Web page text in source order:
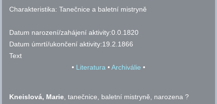
Charakteristika:Tanečnice a baletní mistryně
Datum narození/zahájení aktivity:0.0.1820
Datum úmrtí/ukončení aktivity:19.2.1866
Text
• Literatura •Archiválie •
Kneislová, Marie, tanečnice, baletní mistryně, narozena ?